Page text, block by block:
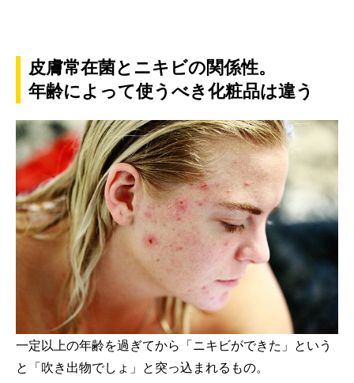
皮膚常在菌とニキビの関係性。
年齢によって使うべき化粧品は違う
一定以上の年齢を過ぎてから「ニキビができた」という
と「吹き出物でしょ」と突っ込まれるもの。